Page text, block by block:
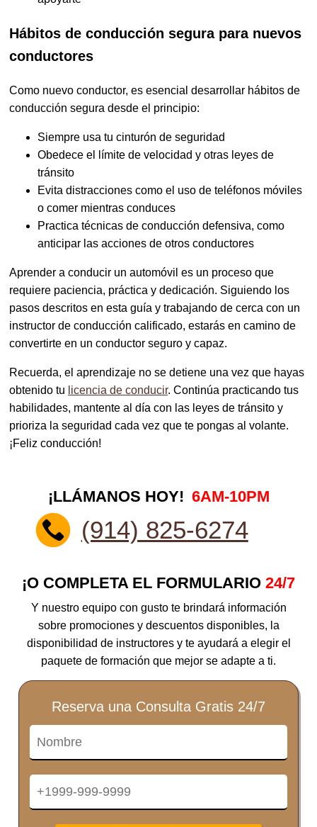
Hábitos de conducción segura para nuevos
conductores
Como nuevo conductor, es esencial desarrollar hábitos de
conducción segura desde el principio:
Siempre usa tu cinturón de seguridad
Obedece el límite de velocidad y otras leyes de
tránsito
Evita distracciones como el uso de teléfonos móviles
o comer mientras conduces
Practica técnicas de conducción defensiva, como
anticipar las acciones de otros conductores
Aprender a conducir un automóvil es un proceso que
requiere paciencia, práctica y dedicación. Siguiendo los
pasos descritos en esta guía y trabajando de cerca con un
instructor de conducción calificado, estarás en camino de
convertirte en un conductor seguro y capaz.
Recuerda, el aprendizaje no se detiene una vez que hayas
obtenido tu licencia de conducir. Continúa practicando tus
habilidades, mantente al día con las leyes de tránsito y
prioriza la seguridad cada vez que te pongas al volante.
¡Feliz conducción!
¡LLÁMANOS HOY! 6AM-10PM
(914) 825-6274
¡O COMPLETA EL FORMULARIO 24/7
Y nuestro equipo con gusto te brindará información
sobre promociones y descuentos disponibles, la
disponibilidad de instructores y te ayudará a elegir el
paquete de formación que mejor se adapte a ti.
Reserva una Consulta Gratis 24/7